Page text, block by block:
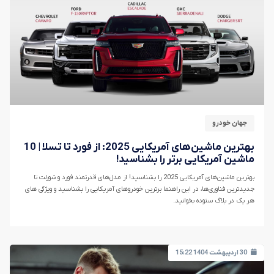
جهان خودرو
بهترین ماشین‌های آمریکایی 2025: از فورد تا تسلا | 10
ماشین آمریکایی برتر را بشناسید!
بهترین ماشین‌های آمریکایی 2025 را بشناسید! از مدل‌های قدرتمند فورد و شورلت تا
جدیدترین فناوری‌ها، در این راهنما برترین خودروهای آمریکایی را بشناسید و ویژگی های
هر یک در بلاگ ستوده بخوانید.